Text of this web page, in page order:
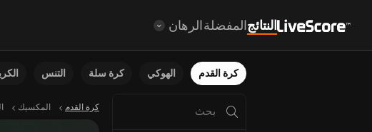
النتائجالمفضلةالرهان
كرة القدم الهوكي كرة سلة التنس
كرة القدم المكسيك